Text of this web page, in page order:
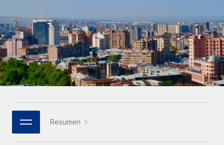
Conexión Remote
Integra los RR. HH. en tus flujos de trabajo sin
complicaciones.
Plataforma
Funciones esenciales de RR. HH. integradas para tu
Conectar
Conecta cualquier herramienta de IA con Remote
Amplía tu equipo con soluciones de RR. HH.
personalizadas.
Empresa
RR. HH. globales para grandes empresas.
ASOCIARSE
Socios tecnológicos estratégicos
Integra la gestión de los RR. HH. globales en tu
Casos prácticos
Glosario de RR. HH.
Listas de verificación y plantillas
Biblioteca de descripciones de puestos
Webinarios
Italiano
Português (Portugal)
日本語
한국어
中文（简体）Resumen